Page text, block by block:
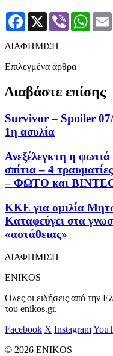
Facebook
X Viber
ΔΙΑΦΗΜΙΣΗ
Επιλεγμένα άρθρα
Διαβάστε επίσης
Survivor – Spoiler
1η ασυλία
Ανεξέλεγκτη η
σπίτια – 4
– ΦΩΤΟ και
KKE για ομιλία
Καταφεύγει στα
«αστάθειας»
ΔΙΑΦΗΜΙΣΗ
ENIKOS
Όλες οι ειδήσεις από την
του enikos.gr.
Facebook X Instagram
© 2026 ENIKOS